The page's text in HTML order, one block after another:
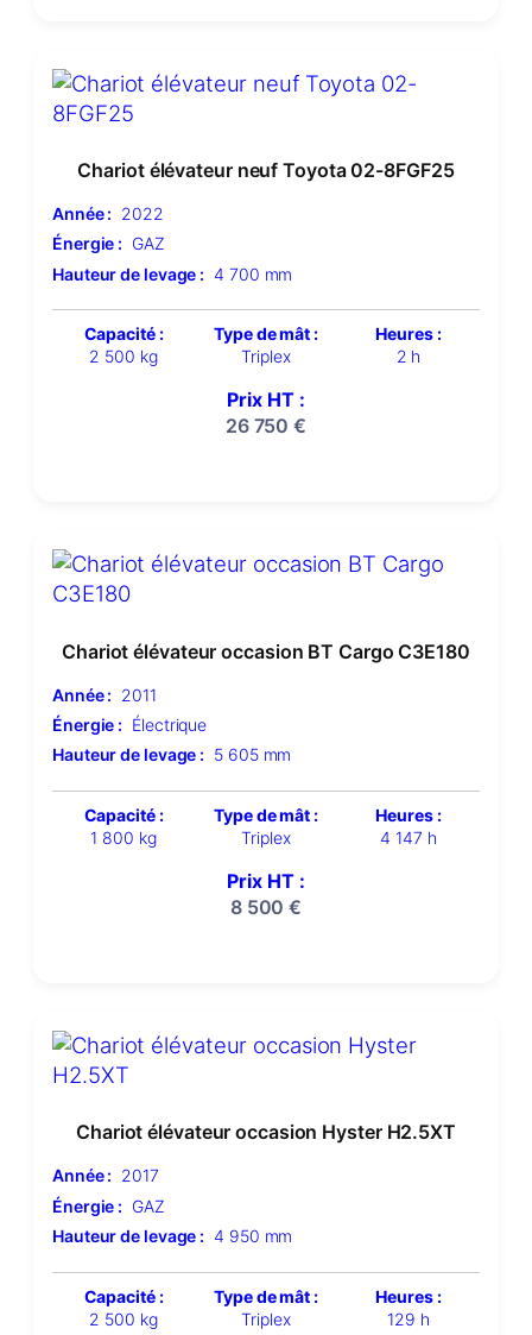
Chariot élévateur neuf Toyota 02-8FGF25
Année : 2022
Énergie : GAZ
Hauteur de levage : 4 700 mm
Capacité :
2 500 kg
Type de mât :
Triplex
Heures :
2 h
Prix HT :
26 750€
Chariot élévateur occasion BT Cargo C3E180
Année : 2011
Énergie : Électrique
Hauteur de levage : 5 605 mm
Capacité :
1 800 kg
Type de mât :
Triplex
Heures :
4 147 h
Prix HT :
8 500€
Chariot élévateur occasion Hyster H2.5XT
Année : 2017
Énergie : GAZ
Hauteur de levage : 4 950 mm
Capacité :
2 500 kg
Type de mât :
Triplex
Heures :
129 h